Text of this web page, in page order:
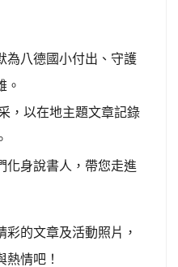
八德國小付出、守護
。
以在地主題文章記錄
身說書人，帶您走進
的文章及活動照片，
熱情吧！